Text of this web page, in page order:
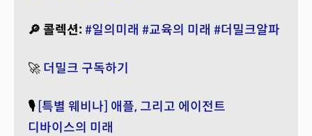
🔎 콜렉션: #일의미래 #교육의 미래 #더밀크알파
🚀 더밀크 구독하기
🎙️[특별 웨비나] 애플, 그리고 에이전트
디바이스의 미래